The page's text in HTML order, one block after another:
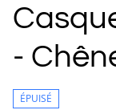
-
ÉPUISÉ